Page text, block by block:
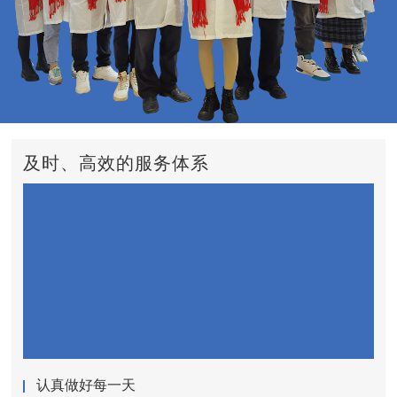
及时、高效的服务体系
认真做好每一天